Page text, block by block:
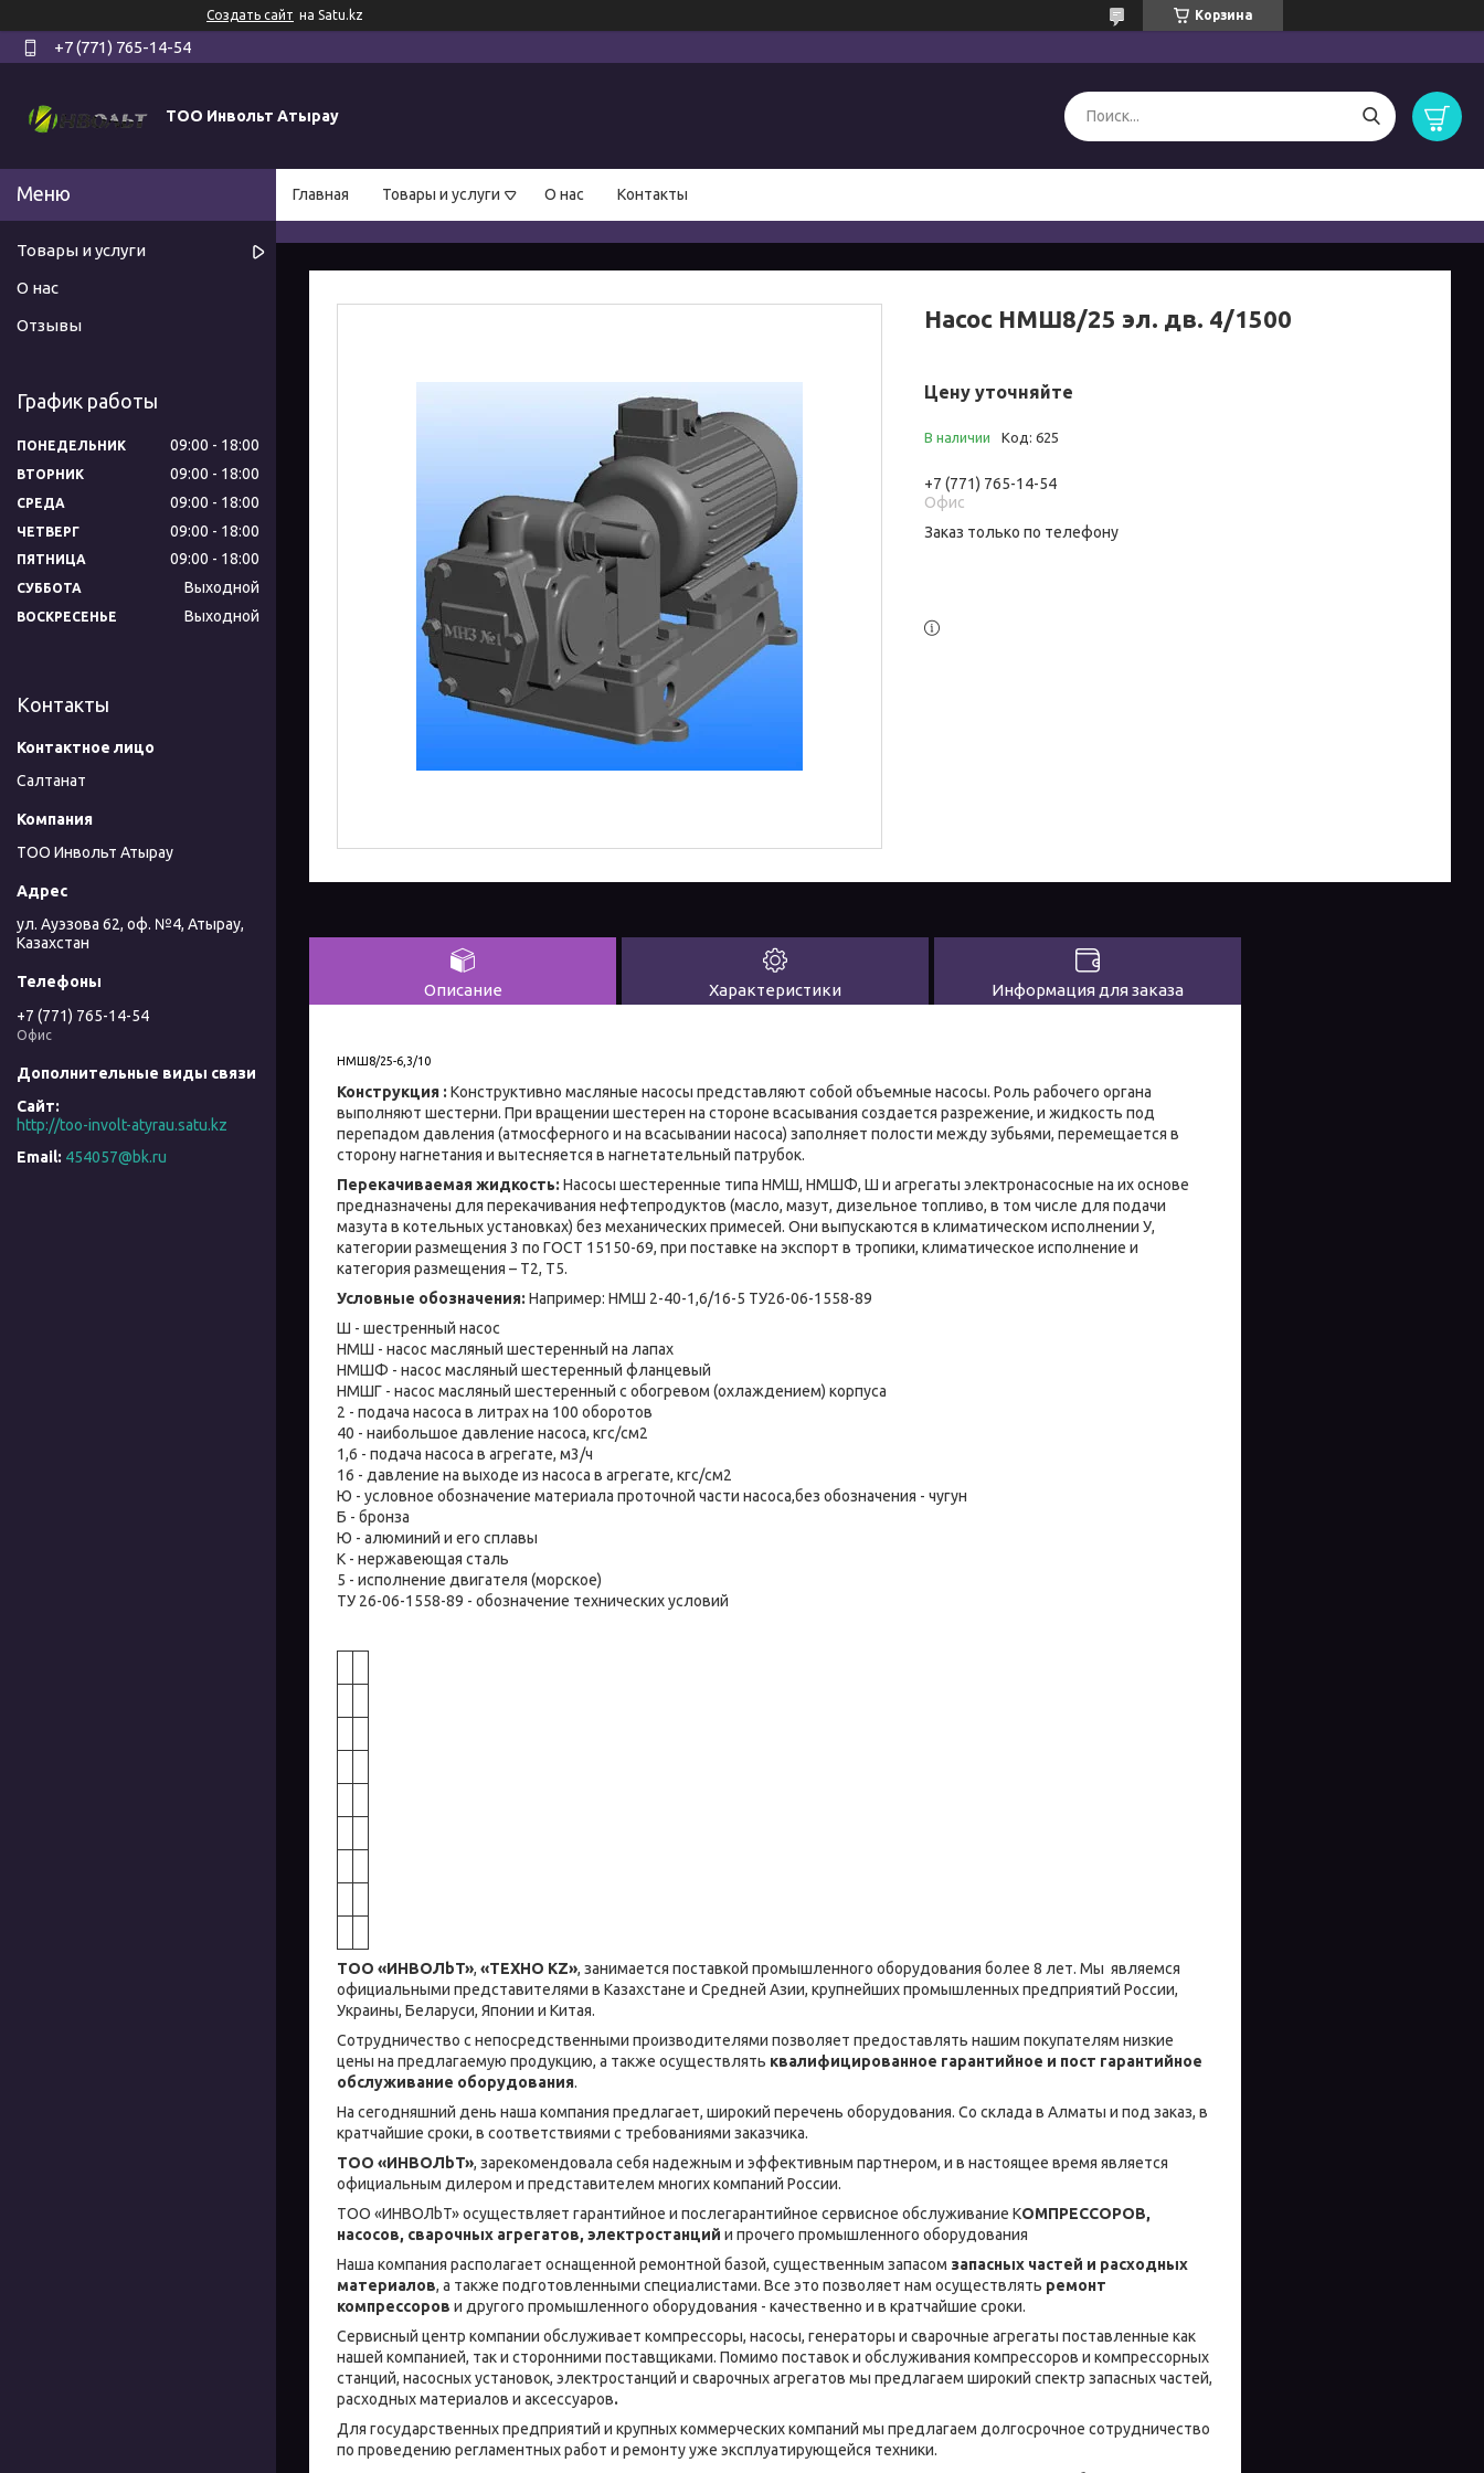
Создать сайт на Satu.kz Корзина
+7 (771) 765-14-54
ТОО Инвольт Атырау
Главная Товары и услуги О нас Контакты
Насос НМШ8/25 эл. дв. 4/1500
Цену уточняйте
В наличии Код: 625
+7 (771) 765-14-54
Офис
Заказ только по телефону
Описание Характеристики Информация для заказа
НМШ8/25-6,3/10
Конструкция : Конструктивно масляные насосы представляют собой объемные насосы. Роль рабочего органа
выполняют шестерни. При вращении шестерен на стороне всасывания создается разрежение, и жидкость под
перепадом давления (атмосферного и на всасывании насоса) заполняет полости между зубьями, перемещается в
сторону нагнетания и вытесняется в нагнетательный патрубок.
Перекачиваемая жидкость: Насосы шестеренные типа НМШ, НМШФ, Ш и агрегаты электронасосные на их основе
предназначены для перекачивания нефтепродуктов (масло, мазут, дизельное топливо, в том числе для подачи
мазута в котельных установках) без механических примесей. Они выпускаются в климатическом исполнении У,
категории размещения 3 по ГОСТ 15150-69, при поставке на экспорт в тропики, климатическое исполнение и
категория размещения – Т2, Т5.
Условные обозначения: Например: НМШ 2-40-1,6/16-5 ТУ26-06-1558-89
Ш - шестренный насос
НМШ - насос масляный шестеренный на лапах
НМШФ - насос масляный шестеренный фланцевый
НМШГ - насос масляный шестеренный с обогревом (охлаждением) корпуса
2 - подача насоса в литрах на 100 оборотов
40 - наибольшое давление насоса, кгс/см2
1,6 - подача насоса в агрегате, м3/ч
16 - давление на выходе из насоса в агрегате, кгс/см2
Ю - условное обозначение материала проточной части насоса,без обозначения - чугун
Б - бронза
Ю - алюминий и его сплавы
К - нержавеющая сталь
5 - исполнение двигателя (морское)
ТУ 26-06-1558-89 - обозначение технических условий
ТОО «ИНBOЛbT», «ТЕХНО KZ», занимается поставкой промышленного оборудования более 8 лет. Мы являемся
официальными представителями в Казахстане и Средней Азии, крупнейших промышленных предприятий России,
Украины, Беларуси, Японии и Китая.
Сотрудничество с непосредственными производителями позволяет предоставлять нашим покупателям низкие
цены на предлагаемую продукцию, а также осуществлять квалифицированное гарантийное и пост гарантийное
обслуживание оборудования.
На сегодняшний день наша компания предлагает, широкий перечень оборудования. Со склада в Алматы и под заказ, в
кратчайшие сроки, в соответствиями с требованиями заказчика.
ТОО «ИНBOЛbT», зарекомендовала себя надежным и эффективным партнером, и в настоящее время является
официальным дилером и представителем многих компаний России.
ТОО «ИНBOЛbT» осуществляет гарантийное и послегарантийное сервисное обслуживание КОМПРЕССОРОВ,
насосов, сварочных агрегатов, электростанций и прочего промышленного оборудования
Наша компания располагает оснащенной ремонтной базой, существенным запасом запасных частей и расходных
материалов, а также подготовленными специалистами. Все это позволяет нам осуществлять ремонт
компрессоров и другого промышленного оборудования - качественно и в кратчайшие сроки.
Сервисный центр компании обслуживает компрессоры, насосы, генераторы и сварочные агрегаты поставленные как
нашей компанией, так и сторонними поставщиками. Помимо поставок и обслуживания компрессоров и компрессорных
станций, насосных установок, электростанций и сварочных агрегатов мы предлагаем широкий спектр запасных частей,
расходных материалов и аксессуаров.
Для государственных предприятий и крупных коммерческих компаний мы предлагаем долгосрочное сотрудничество
по проведению регламентных работ и ремонту уже эксплуатирующейся техники.
Товары и услуги
О нас
Отзывы
График работы
ПОНЕДЕЛЬНИК 09:00 18:00
ВТОРНИК 09:00 18:00
СРЕДА 09:00 18:00
ЧЕТВЕРГ 09:00 18:00
ПЯТНИЦА 09:00 18:00
СУББОТА Выходной
ВОСКРЕСЕНЬЕ Выходной
Контакты
Салтанат
ТОО Инвольт Атырау
ул. Ауэзова 62, оф. №4, Атырау,
Казахстан
+7 (771) 765-14-54
Офис
http://too-involt-atyrau.satu.kz
454057@bk.ru